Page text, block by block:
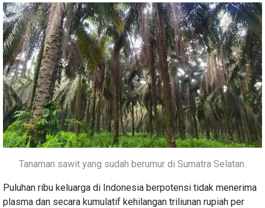
Tanaman sawit yang sudah berumur di Sumatra Selatan.
Puluhan ribu keluarga di Indonesia berpotensi tidak menerima
plasma dan secara kumulatif kehilangan triliunan rupiah per